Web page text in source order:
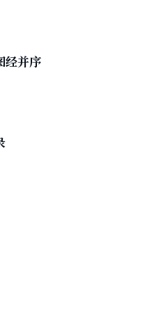
经并序